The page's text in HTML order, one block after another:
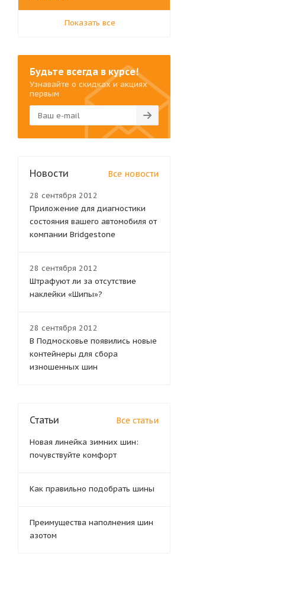
Показать все
Будьте всегда в курсе!
Узнавайте о скидках и акциях
первым
Новости Все новости
28 сентября 2012
Приложение для диагностики
состояния вашего автомобиля от
компании Bridgestone
28 сентября 2012
Штрафуют ли за отсутствие
наклейки «Шипы»?
28 сентября 2012
В Подмосковье появились новые
контейнеры для сбора
изношенных шин
Статьи Все статьи
Новая линейка зимних шин:
почувствуйте комфорт
Как правильно подобрать шины
Преимущества наполнения шин
азотом